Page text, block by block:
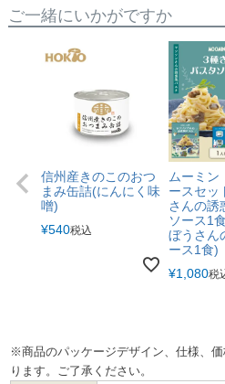
ご一緒にいかがですか
信州産きのこのおつ
まみ缶詰(にんにく味
噌)
¥540税込
ムーミ
ースセッ
さんの誘
ソース1
ぼうさん
ース1食)
¥1,080税
※商品のパッケージデザイン、仕様、
ります。ご了承ください。